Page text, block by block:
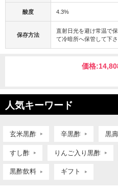
酸度 4.3%
保存方法
直射日光を避け常温で
て冷暗所へ保管して下
価格:
人気キーワード
玄米黒酢 辛黒酢 黒壽
すし酢 りんご入り黒酢
黒酢飲料 ギフト